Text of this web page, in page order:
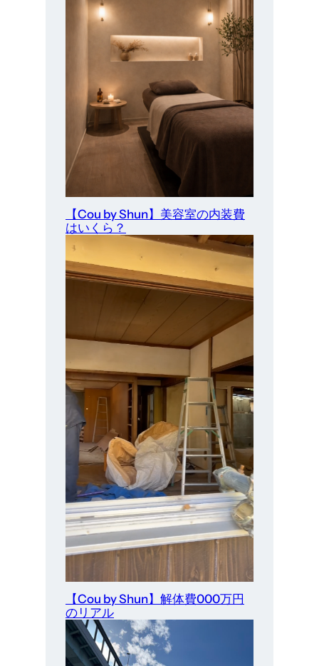
【Cou by Shun】美容室の内装費
はいくら？
【Cou by Shun】解体費000万円
のリアル